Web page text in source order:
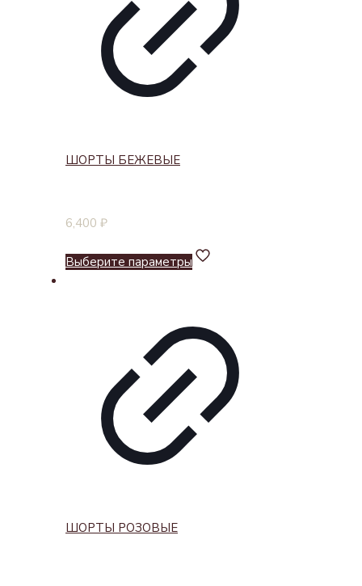
ШОРТЫ БЕЖЕВЫЕ
6,400 ₽
Выберите параметры
ШОРТЫ РОЗОВЫЕ